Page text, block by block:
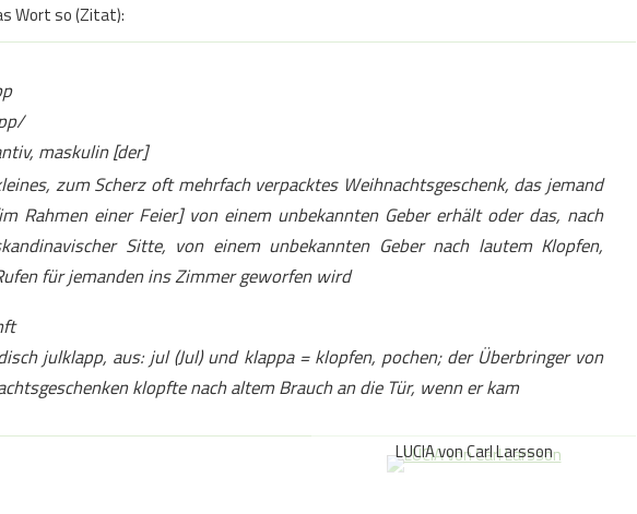
Wort so (Zitat):
maskulin[der]
zum Scherz oft mehrfach verpacktes Weihnachtsgeschenk, das jemand
Rahmen einer Feier] von einem unbekannten Geber erhält oder das, nach
Sitte, von einem unbekannten Geber nach lautem Klopfen,
für jemanden ins Zimmer geworfen wird
julklapp, aus: jul(Jul)und klappa = klopfen, pochen; der Überbringer von
klopfte nach altem Brauch an die Tür, wenn er kam
LUCIA von Carl Larsson